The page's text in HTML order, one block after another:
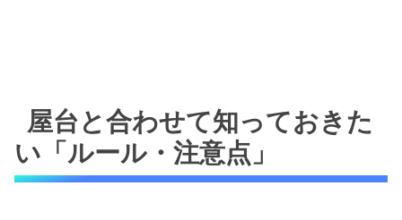
屋台と合わせて知っておきた
い「ルール・注意点」